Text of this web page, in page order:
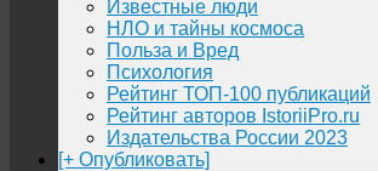
Известные люди
НЛО и тайны космоса
Польза и Вред
Психология
Рейтинг ТОП-100 публикаций
Рейтинг авторов IstoriiPro.ru
Издательства России 2023
[+ Опубликовать]